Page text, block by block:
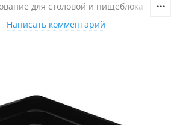
для столовой и пищеблока
Написать комментарий